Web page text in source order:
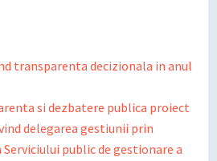
transparenta decizionala in anul
si dezbatere publica proiect
delegarea gestiunii prin
Serviciului public de gestionare a